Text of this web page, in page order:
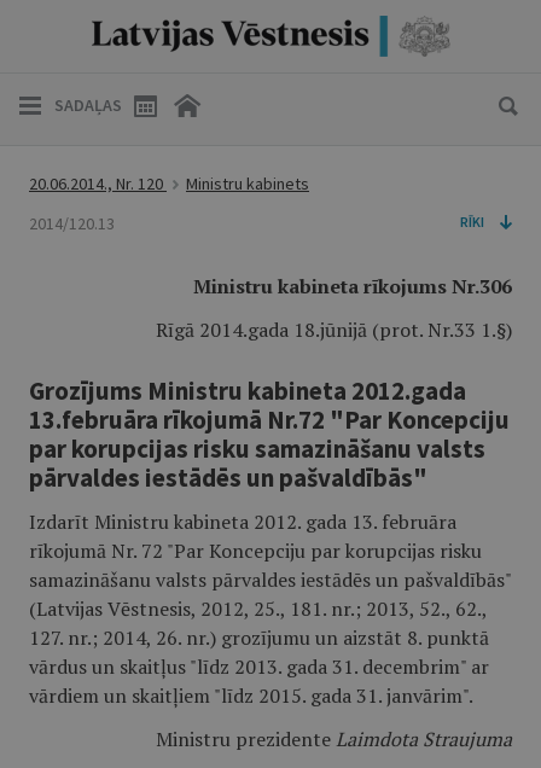
SADAĻAS
20.06.2014., Nr. 120
Ministru kabinets
2014/120.13
RĪKI
Ministru kabineta rīkojums Nr.306
Rīgā 2014.gada 18.jūnijā (prot. Nr.33 1.§)
Grozījums Ministru kabineta 2012.gada
13.februāra rīkojumā Nr.72 "Par Koncepciju
par korupcijas risku samazināšanu valsts
pārvaldes iestādēs un pašvaldībās"
Izdarīt Ministru kabineta 2012. gada 13. februāra
rīkojumā Nr. 72 "Par Koncepciju par korupcijas risku
samazināšanu valsts pārvaldes iestādēs un pašvaldībās"
(Latvijas Vēstnesis, 2012, 25., 181. nr.; 2013, 52., 62.,
127. nr.; 2014, 26. nr.) grozījumu un aizstāt 8. punktā
vārdus un skaitļus "līdz 2013. gada 31. decembrim" ar
vārdiem un skaitļiem "līdz 2015. gada 31. janvārim".
Ministru prezidenteLaimdota Straujuma